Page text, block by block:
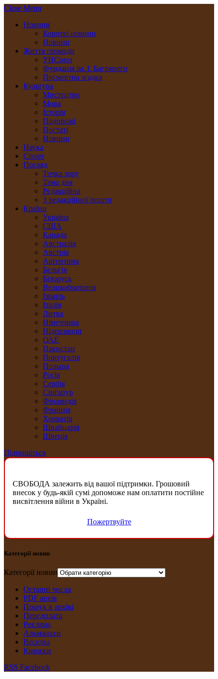
Close Menu
Новини
Короткі новини
Новини
Життя громади
УНСоюз
Фундація ім. І. Багряного
Посмертна згадка
Культура
Мистецтво
Мова
Історія
Подорожі
Постаті
Новини
Наука
Спорт
Погляд
Точка зору
Тема дня
Редакційна
З редакційної пошти
Країни
Україна
США
Канада
Австралія
Австрія
Арґентина
Бельгія
Білорусь
Великобританія
Ізраїль
Італія
Литва
Німеччина
Нідерлянди
ОАЕ
Пакистан
Португалія
Польща
Росія
Сербія
Сінґапур
Фінляндія
Франція
Хорватія
Швайцарія
Швеція
Підпишіться
СВОБОДА залежить від вашої підтримки. Грошовий
внесок у будь-якій сумі допоможе нам оплатити постійне
висвітлення війни в Україні.
Пожертвуйте
Категорії новин
Категорії новин
Останні числа
PDF архів
Пошук в архіві
Передплата
Рекляма
Альманахи
Веселка
Книжки
RSS Facebook